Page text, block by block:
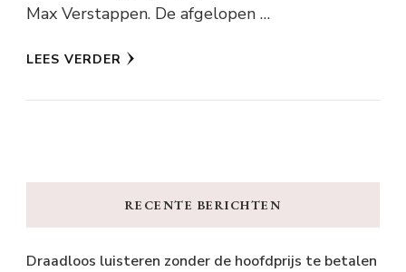
Max Verstappen. De afgelopen …
LEES VERDER
RECENTE BERICHTEN
Draadloos luisteren zonder de hoofdprijs te betalen